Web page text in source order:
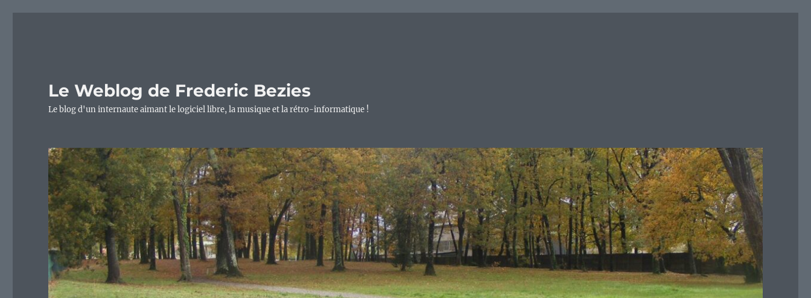
Le Weblog de Frederic Bezies
Le blog d'un internaute aimant le logiciel libre, la musique et la rétro-informatique !